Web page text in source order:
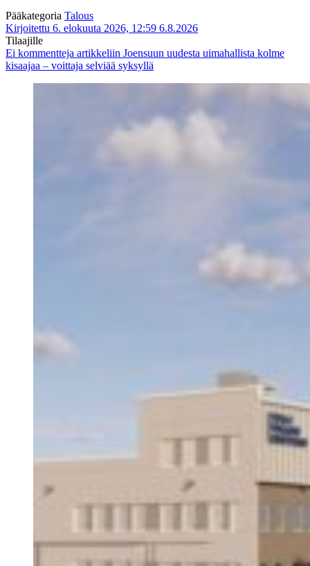
Pääkategoria Talous
Kirjoitettu 6. elokuuta 2026, 12:59 6.8.2026
Tilaajille
Ei kommentteja artikkeliin Joensuun uudesta uimahallista kolme
kisaajaa – voittaja selviää syksyllä